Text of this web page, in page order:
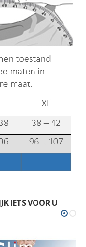
IETS VOOR U